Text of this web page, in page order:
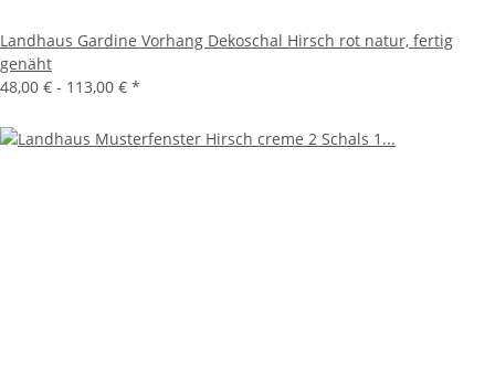
Landhaus Gardine Vorhang Dekoschal Hirsch rot natur, fertig
genäht
48,00 € - 113,00 € *